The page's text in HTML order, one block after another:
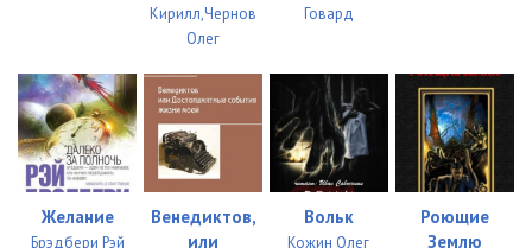
Кирилл,Чернов
Олег
Говард
Желание
Брэдбери Рэй
Венедиктов,
или
Вольк
Кожин Олег
Роющие
Землю